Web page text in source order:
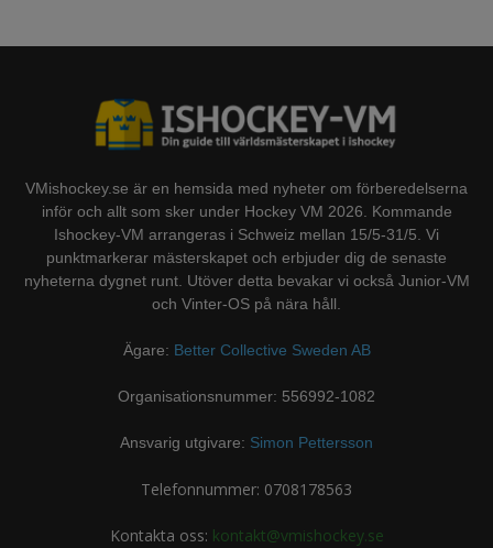
VMishockey.se är en hemsida med nyheter om förberedelserna
inför och allt som sker under Hockey VM 2026. Kommande
Ishockey-VM arrangeras i Schweiz mellan 15/5-31/5. Vi
punktmarkerar mästerskapet och erbjuder dig de senaste
nyheterna dygnet runt. Utöver detta bevakar vi också Junior-VM
och Vinter-OS på nära håll.
Ägare: Better Collective Sweden AB
Organisationsnummer: 556992-1082
Ansvarig utgivare: Simon Pettersson
Telefonnummer: 0708178563
Kontakta oss: kontakt@vmishockey.se